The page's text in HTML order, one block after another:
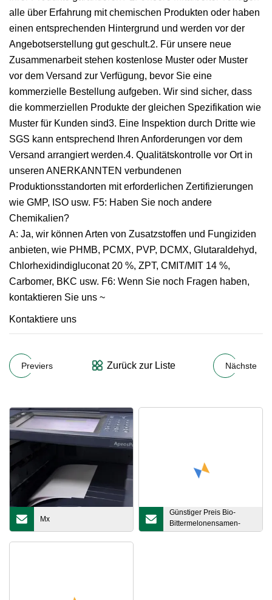
alle über Erfahrung mit chemischen Produkten oder haben
einen entsprechenden Hintergrund und werden vor der
Angebotserstellung gut geschult.2. Für unsere neue
Zusammenarbeit stehen kostenlose Muster oder Muster
vor dem Versand zur Verfügung, bevor Sie eine
kommerzielle Bestellung aufgeben. Wir sind sicher, dass
die kommerziellen Produkte der gleichen Spezifikation wie
Muster für Kunden sind3. Eine Inspektion durch Dritte wie
SGS kann entsprechend Ihren Anforderungen vor dem
Versand arrangiert werden.4. Qualitätskontrolle vor Ort in
unseren ANERKANNTEN verbundenen
Produktionsstandorten mit erforderlichen Zertifizierungen
wie GMP, ISO usw. F5: Haben Sie noch andere
Chemikalien?
A: Ja, wir können Arten von Zusatzstoffen und Fungiziden
anbieten, wie PHMB, PCMX, PVP, DCMX, Glutaraldehyd,
Chlorhexidindigluconat 20 %, ZPT, CMIT/MIT 14 %,
Carbomer, BKC usw. F6: Wenn Sie noch Fragen haben,
kontaktieren Sie uns ~
Kontaktiere uns
Previers Zurück zur Liste Nächste
Mx
Günstiger Preis Bio-
Bittermelonensamen-
Extrakt-Polypeptid